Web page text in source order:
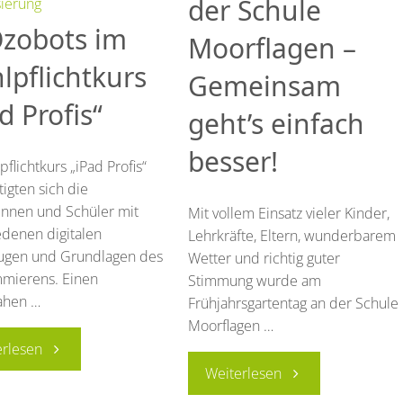
der Schule
Moorflagen –
Gemeinsam
geht’s einfach
besser!
Mit vollem Einsatz vieler Kinder,
Lehrkräfte, Eltern, wunderbarem
Wetter und richtig guter
Stimmung wurde am
Frühjahrsgartentag an der Schule
Moorflagen …
Weiterlesen"Gartentag
im
Profis“
„iPad Profis“
sich die
und Schüler mit
digitalen
und Grundlagen des
Einen
…
"🤖